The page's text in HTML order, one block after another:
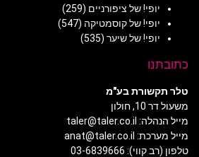
יופי! של ציפורניים (259)
יופי! של קוסמטיקה (547)
יופי! של שיער (535)
כתובתנו
טלר תקשורת בע"מ
משעול דר 10, חולון
מייל הנהלה: taler@taler.co.il
מייל מערכת: anat@taler.co.il
טלפון (רב קווי): 03-6839666